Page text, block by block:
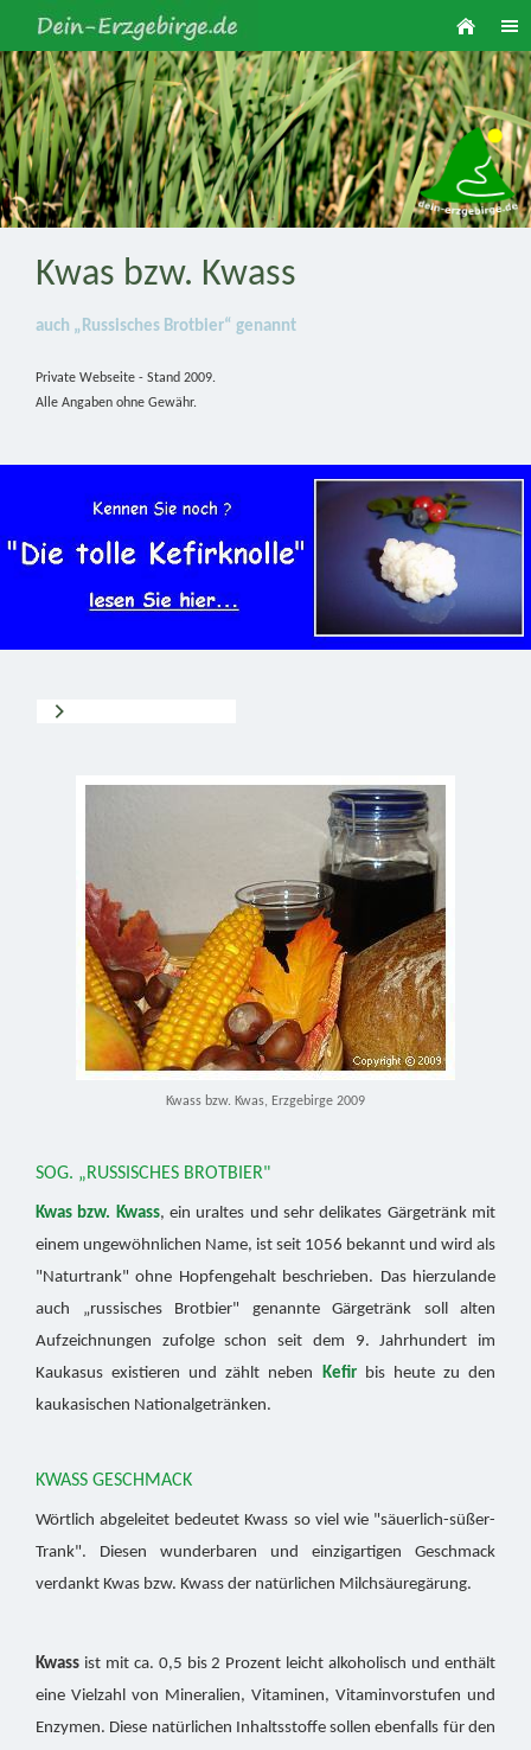
Kwas bzw. Kwass
auch „Russisches Brotbier“ genannt
Private Webseite - Stand 2009.
Alle Angaben ohne Gewähr.
Kwass bzw. Kwas, Erzgebirge 2009
SOG. „RUSSISCHES BROTBIER"
Kwas bzw. Kwass, ein uraltes und sehr delikates Gärgetränk mit
einem ungewöhnlichen Name, ist seit 1056 bekannt und wird als
"Naturtrank" ohne Hopfengehalt beschrieben. Das hierzulande
auch „russisches Brotbier" genannte Gärgetränk soll alten
Aufzeichnungen zufolge schon seit dem 9. Jahrhundert im
Kaukasus existieren und zählt neben Kefirbis heute zu den
kaukasischen Nationalgetränken.
KWASS GESCHMACK
Wörtlich abgeleitet bedeutet Kwass so viel wie "säuerlich-süßer-
Trank". Diesen wunderbaren und einzigartigen Geschmack
verdankt Kwas bzw. Kwass der natürlichen Milchsäuregärung.
Kwass ist mit ca. 0,5 bis 2 Prozent leicht alkoholisch und enthält
eine Vielzahl von Mineralien, Vitaminen, Vitaminvorstufen und
Enzymen. Diese natürlichen Inhaltsstoffe sollen ebenfalls für den